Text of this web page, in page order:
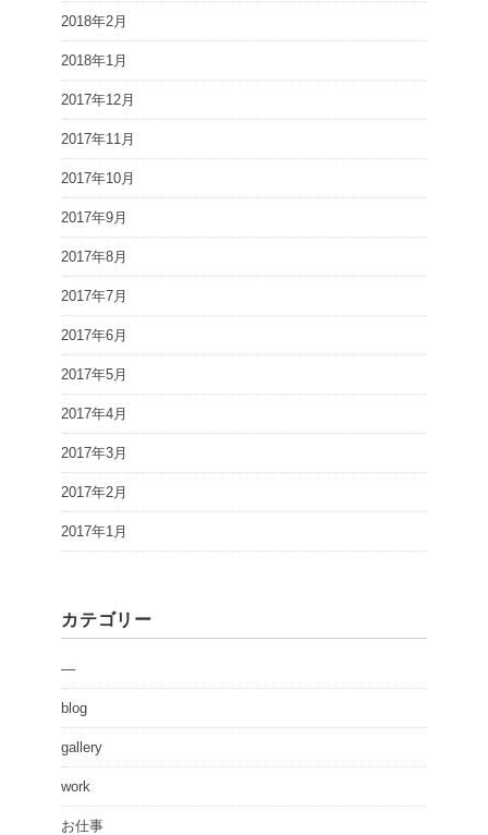
2018年2月
2018年1月
2017年12月
2017年11月
2017年10月
2017年9月
2017年8月
2017年7月
2017年6月
2017年5月
2017年4月
2017年3月
2017年2月
2017年1月
カテゴリー
—
blog
gallery
work
お仕事